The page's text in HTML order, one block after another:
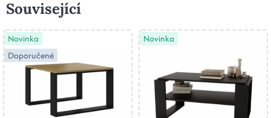
Související
Novinka
Doporučené
Novinka